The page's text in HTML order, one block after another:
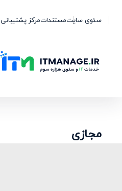
سئوی سایتمستنداتمرکز پشتیبانی
مجازی